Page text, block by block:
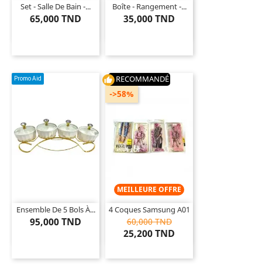
Set - Salle De Bain -...
65,000 TND
Boîte - Rangement -...
35,000 TND
Promo Aid
Ensemble De 5 Bols À...
95,000 TND
thumb_up RECOMMANDÉ
MEILLEURE OFFRE
4 Coques Samsung A01
60,000 TND
25,200 TND
->58%